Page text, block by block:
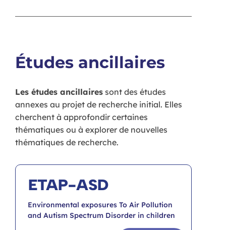
Études ancillaires
Les études ancillaires sont des études
annexes au projet de recherche initial. Elles
cherchent à approfondir certaines
thématiques ou à explorer de nouvelles
thématiques de recherche.
ETAP-ASD
Environmental exposures To Air Pollution
and Autism Spectrum Disorder in children